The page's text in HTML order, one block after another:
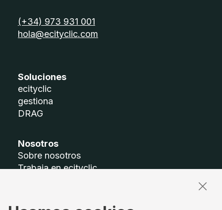
telèfon:
(+34) 973 931 001
email:
hola@ecityclic.com
Soluciones
ecityclic
gestiona
DRAG
Nosotros
Sobre nosotros
Trabaja en ecityclic